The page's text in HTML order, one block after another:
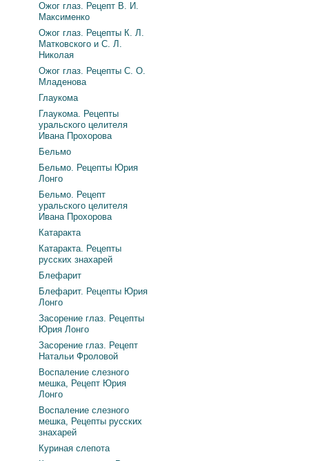
Ожог глаз. Рецепт В. И.
Максименко
Ожог глаз. Рецепты К. Л.
Матковского и С. Л.
Николая
Ожог глаз. Рецепты С. О.
Младенова
Глаукома
Глаукома. Рецепты
уральского целителя
Ивана Прохорова
Бельмо
Бельмо. Рецепты Юрия
Лонго
Бельмо. Рецепт
уральского целителя
Ивана Прохорова
Катаракта
Катаракта. Рецепты
русских знахарей
Блефарит
Блефарит. Рецепты Юрия
Лонго
Засорение глаз. Рецепты
Юрия Лонго
Засорение глаз. Рецепт
Натальи Фроловой
Воспаление слезного
мешка, Рецепт Юрия
Лонго
Воспаление слезного
мешка, Рецепты русских
знахарей
Куриная слепота